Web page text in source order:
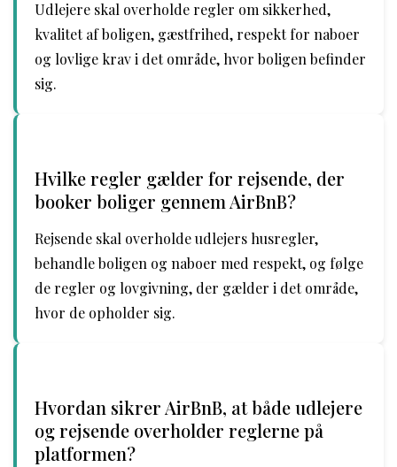
Udlejere skal overholde regler om sikkerhed,
kvalitet af boligen, gæstfrihed, respekt for naboer
og lovlige krav i det område, hvor boligen befinder
sig.
Hvilke regler gælder for rejsende, der
booker boliger gennem AirBnB?
Rejsende skal overholde udlejers husregler,
behandle boligen og naboer med respekt, og følge
de regler og lovgivning, der gælder i det område,
hvor de opholder sig.
Hvordan sikrer AirBnB, at både udlejere
og rejsende overholder reglerne på
platformen?